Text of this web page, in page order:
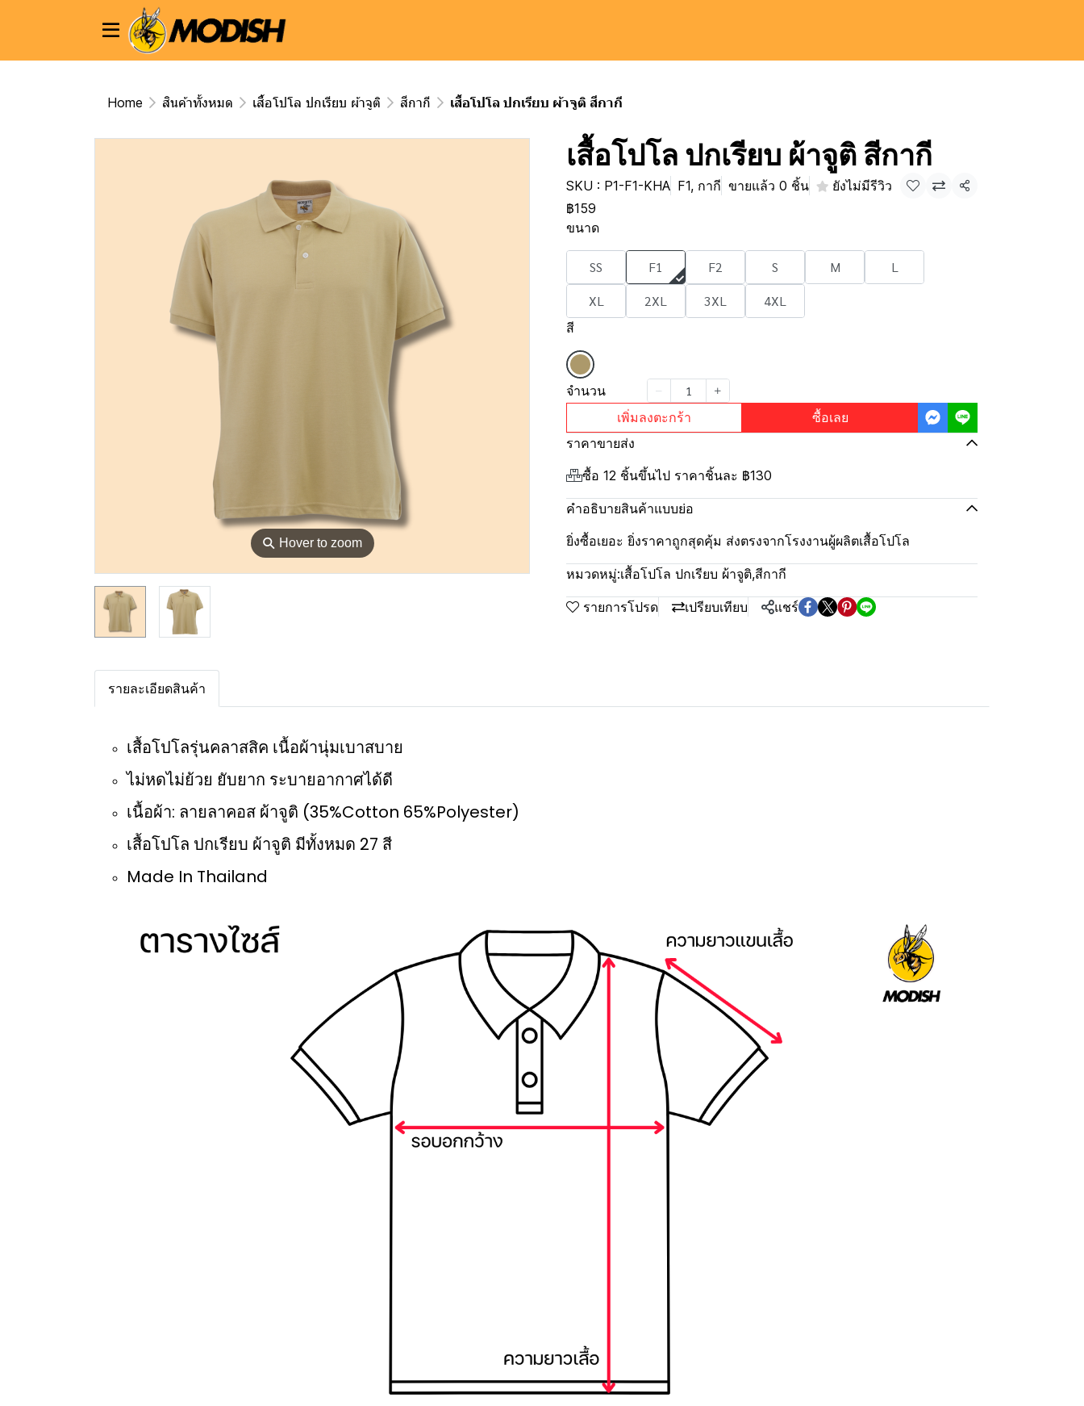
Home สินค้าทั้งหมด เสื้อโปโล ปกเรียบ ผ้าจูติ สีกากี เสื้อโปโล ปกเรียบ ผ้าจูติ สีกากี
⚲ Hover to zoom
เสื้อโปโล ปกเรียบ ผ้าจูติ สีกากี
SKU : P1-F1-KHA F1, กากี ขายแล้ว 0 ชิ้น ยังไม่มีรีวิว แชร์
฿159
ขนาด
SS F1 F2 S M
L
XL
2XL 3XL 4XL
สี
จำนวน
เพิ่มลงตะกร้า ซื้อเลย
ราคาขายส่ง
ซื้อ 12 ชิ้นขึ้นไป ราคาชิ้นละ ฿130
คำอธิบายสินค้าแบบย่อ
ยิ่งซื้อเยอะ ยิ่งราคาถูกสุดคุ้ม ส่งตรงจากโรงงานผู้ผลิตเสื้อโปโล
หมวดหมู่:เสื้อโปโล ปกเรียบ ผ้าจูติ,สีกากี
รายการโปรด เปรียบเทียบ แชร์
รายละเอียดสินค้า
เสื้อโปโลรุ่นคลาสสิค เนื้อผ้านุ่มเบาสบาย
ไม่หดไม่ย้วย ยับยาก ระบายอากาศได้ดี
เนื้อผ้า: ลายลาคอส ผ้าจูติ (35%Cotton 65%Polyester)
เสื้อโปโล ปกเรียบ ผ้าจูติ มีทั้งหมด 27 สี
Made In Thailand